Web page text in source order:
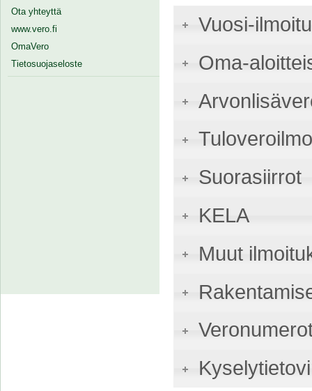
Ota yhteyttä
www.vero.fi
OmaVero
Tietosuojaseloste
Vuosi-
Oma-
Suorasiirrot
KELA
Muut